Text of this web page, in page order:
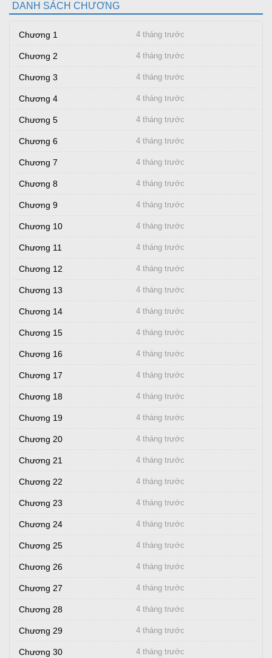
DANH SÁCH CHƯƠNG
Chương 1 4 tháng trước
Chương 2 4 tháng trước
Chương 3 4 tháng trước
Chương 4 4 tháng trước
Chương 5 4 tháng trước
Chương 6 4 tháng trước
Chương 7 4 tháng trước
Chương 8 4 tháng trước
Chương 9 4 tháng trước
Chương 10 4 tháng trước
Chương 11 4 tháng trước
Chương 12 4 tháng trước
Chương 13 4 tháng trước
Chương 14 4 tháng trước
Chương 15 4 tháng trước
Chương 16 4 tháng trước
Chương 17 4 tháng trước
Chương 18 4 tháng trước
Chương 19 4 tháng trước
Chương 20 4 tháng trước
Chương 21 4 tháng trước
Chương 22 4 tháng trước
Chương 23 4 tháng trước
Chương 24 4 tháng trước
Chương 25 4 tháng trước
Chương 26 4 tháng trước
Chương 27 4 tháng trước
Chương 28 4 tháng trước
Chương 29 4 tháng trước
Chương 30 4 tháng trước